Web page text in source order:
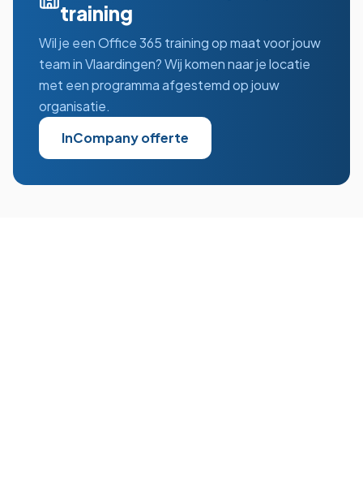
training
Wil je eenOffice 365 training op maat voor jouw
team inVlaardingen? Wij komen naar je locatie
met een programma afgestemd op jouw
organisatie.
InCompany offerte